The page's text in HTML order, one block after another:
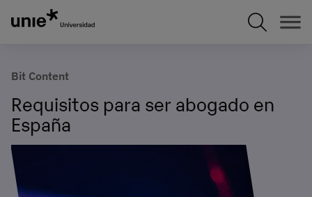
Bit Content
Requisitos para ser abogado en
España